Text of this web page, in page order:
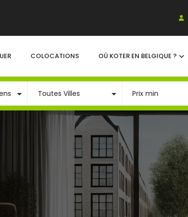
COLOCATIONS OÙ KOTER EN BELGIQUE ?